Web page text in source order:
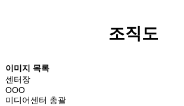
조직도
이미지 목록
센터장
OOO
미디어센터 총괄